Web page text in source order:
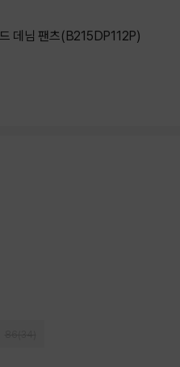
데님 팬츠(B215DP112P)